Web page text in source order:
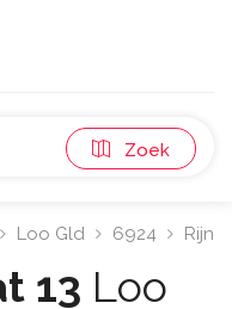
Zoek
Loo Gld 6924
13 Loo